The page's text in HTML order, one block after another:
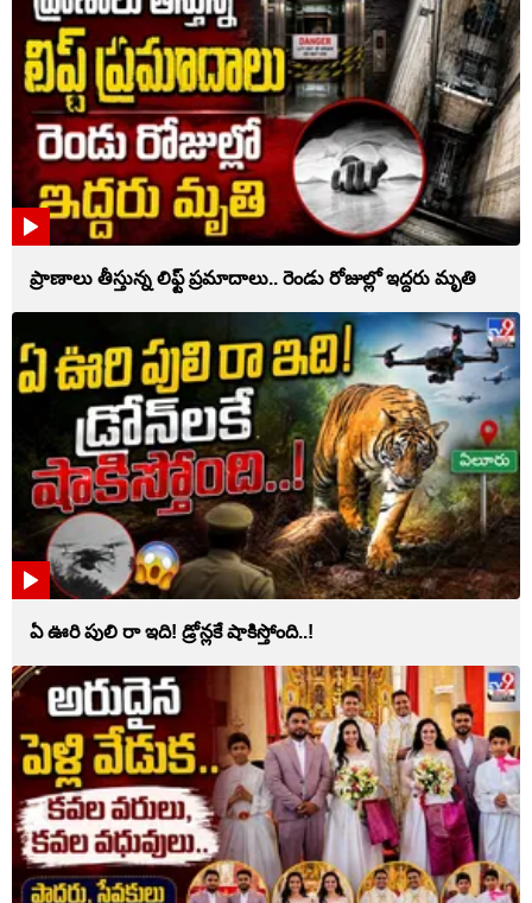
ప్రాణాలు తీస్తున్న లిఫ్ట్‌ ప్రమాదాలు.. రెండు రోజుల్లో ఇద్దరు మృతి
ఏ ఊరి పులి రా ఇది! డ్రోన్లకే షాకిస్తోంది..!